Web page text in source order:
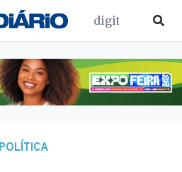
POLÍTICA